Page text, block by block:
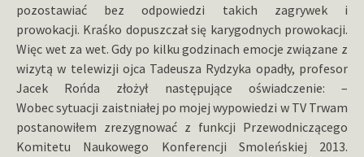
pozostawiać bez odpowiedzi takich zagrywek i
prowokacji. Kraśko dopuszczał się karygodnych prowokacji.
Więc wet za wet. Gdy po kilku godzinach emocje związane z
wizytą w telewizji ojca Tadeusza Rydzyka opadły, profesor
Jacek Rońda złożył następujące oświadczenie: –
Wobec sytuacji zaistniałej po mojej wypowiedzi w TV Trwam
postanowiłem zrezygnować z funkcji Przewodniczącego
Komitetu Naukowego Konferencji Smoleńskiej 2013.